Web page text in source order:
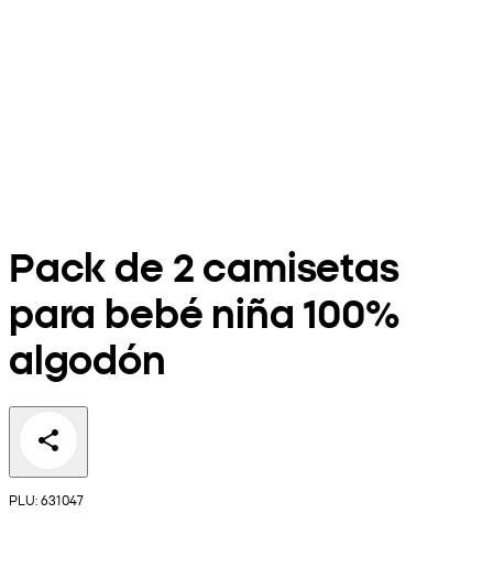
Pack de 2 camisetas
para bebé niña 100%
algodón
PLU: 631047